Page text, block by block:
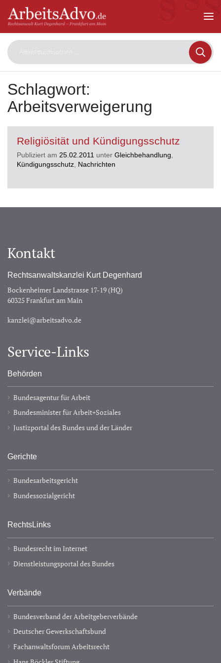
Kurt
Schlagwort:
Arbeitsverweigerung
Religiösität und Kündigungsschutz
Publiziert am25.02.2011 unterGleichbehandlung,
Kündigungsschutz, Nachrichten
Kontakt
Rechtsanwaltskanzlei Kurt Degenhard
Bockenheimer Landstrasse 17-19 (HQ)
60325 Frankfurt am Main
kanzlei@arbeitsadvo.de
Service-Links
Behörden
Bundesagentur für Arbeit
Bundesminister für Arbeit+Soziales
Justizportal des Bundes und der Länder
Gerichte
Bundesarbeitsgericht
Bundessozialgericht
RechtsLinks
Bundesrecht im Internet
Dienstleistungsportal des Bundes
Verbände
Bundesverband der Arbeitgeberverbände
Deutscher Gewerkschaftsbund
Fachanwaltsforum Arbeitsrecht